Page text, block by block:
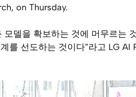
on Thursday.
델을 확보하는 것에 머무르는
를 선도하는 것이다”라고 LG AI